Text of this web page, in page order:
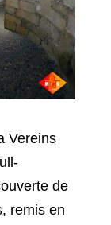
Vereins
de
remis en